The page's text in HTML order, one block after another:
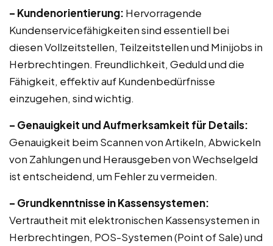
– Kundenorientierung: Hervorragende
Kundenservicefähigkeiten sind essentiell bei
diesen Vollzeitstellen, Teilzeitstellen und Minijobs in
Herbrechtingen. Freundlichkeit, Geduld und die
Fähigkeit, effektiv auf Kundenbedürfnisse
einzugehen, sind wichtig.
– Genauigkeit und Aufmerksamkeit für Details:
Genauigkeit beim Scannen von Artikeln, Abwickeln
von Zahlungen und Herausgeben von Wechselgeld
ist entscheidend, um Fehler zu vermeiden.
– Grundkenntnisse in Kassensystemen:
Vertrautheit mit elektronischen Kassensystemen in
Herbrechtingen, POS-Systemen (Point of Sale) und